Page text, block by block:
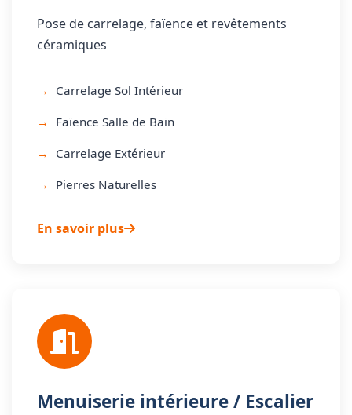
Pose de carrelage, faïence et revêtements
céramiques
Carrelage Sol Intérieur
Faïence Salle de Bain
Carrelage Extérieur
Pierres Naturelles
En savoir plus
Menuiserie intérieure / Escalier